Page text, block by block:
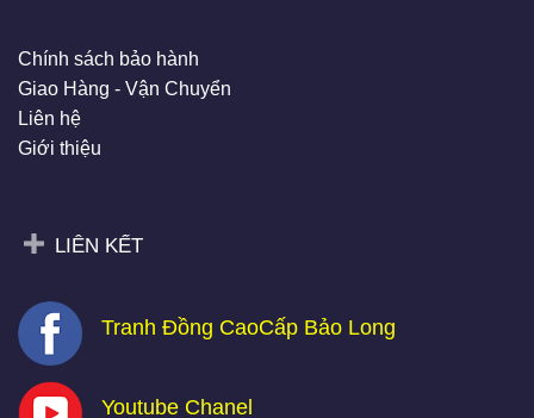
Chính sách bảo hành
Giao Hàng - Vận Chuyển
Liên hệ
Giới thiệu
LIÊN KẾT
Tranh Đồng CaoCấp Bảo Long
Youtube Chanel